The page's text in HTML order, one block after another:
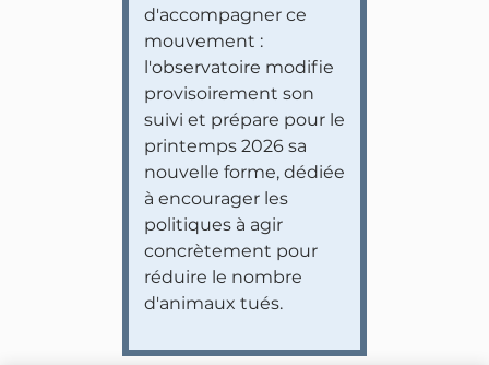
d'accompagner ce
mouvement :
l'observatoire modifie
provisoirement son
suivi et prépare pour le
printemps 2026 sa
nouvelle forme, dédiée
à encourager les
politiques à agir
concrètement pour
réduire le nombre
d'animaux tués.